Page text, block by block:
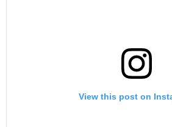
View this post on